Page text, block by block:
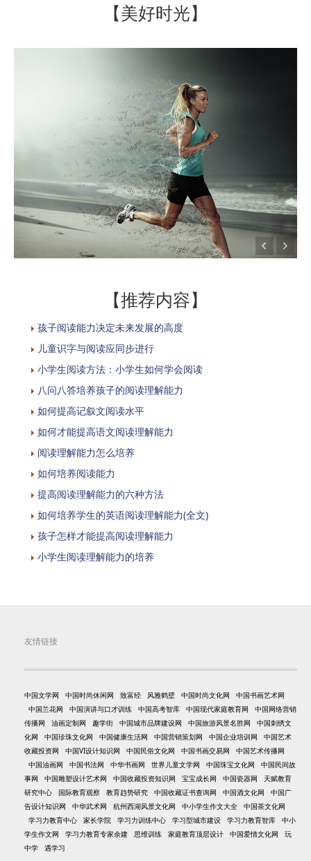
【美好时光】
【推荐内容】
孩子阅读能力决定未来发展的高度
儿童识字与阅读应同步进行
小学生阅读方法：小学生如何学会阅读
八问八答培养孩子的阅读理解能力
如何提高记叙文阅读水平
如何才能提高语文阅读理解能力
阅读理解能力怎么培养
如何培养阅读能力
提高阅读理解能力的六种方法
如何培养学生的英语阅读理解能力(全文)
孩子怎样才能提高阅读理解能力
小学生阅读理解能力的培养
友情链接
中国文学网 中国时尚休闲网 致富经 风雅鹤壁 中国时尚文化网
中国书画艺术网
中国兰花网
中国演讲与口才训练 中国高考智库 中国现代家庭教育网
中国网络营销
传播网
油画定制网 趣学街 中国城市品牌建设网 中国旅游风景名胜网
中国刺绣文
化网
中国珍珠文化网 中国健康生活网 中国营销策划网 中国企业培训网
中国艺术
收藏投资网
中国VI设计知识网 中国民俗文化网 中国书画交易网
中国艺术传播网
中国油画网
中国书法网 中华书画网 世界儿童文学网 中国珠宝文化网
中国民间故
事网
中国雕塑设计艺术网 中国收藏投资知识网 宝宝成长网 中国瓷器网
天赋教育
研究中心
国际教育观察 教育趋势研究 中国收藏证书查询网 中国酒文化网
中国广
告设计知识网
中华武术网 杭州西湖风景文化网 中小学生作文大全
中国茶文化网
学习力教育中心
家长学院 学习力训练中心 学习型城市建设 学习力教育智库
中小
学生作文网
学习力教育专家余建 思维训练 家庭教育顶层设计 中国爱情文化网
玩
中学
遇学习